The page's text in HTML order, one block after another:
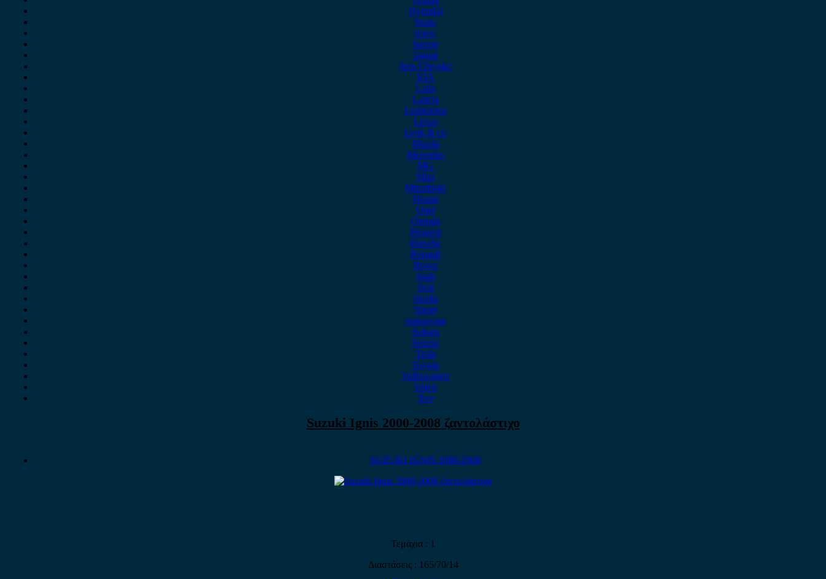
Hyundai
Isuzu
iveco
Jaecoo
Jaguar
Jeep Chrysler
KIA
Lada
Lancia
Leapmotor
Lexus
Lynk & co
Mazda
Mercedes
MG
Mini
Mitsubishi
Nissan
Opel
Omoda
Peugeot
Porsche
Renault
Rover
Saab
Seat
Skoda
Smart
ssangyong
Subaru
Suzuki
Tesla
Toyota
Volkswagen
Volvo
Xev
Suzuki Ignis 2000-2008 ζαντολάστιχο
SUZUKI IGNIS 2000-2008
Τεμάχια : 1
Διαστάσεις : 165/70/14